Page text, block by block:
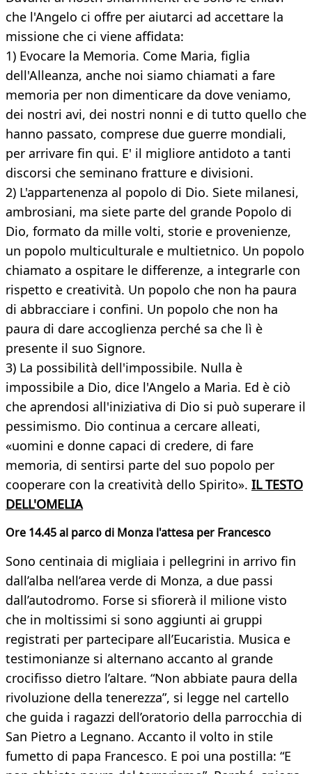
che l'Angelo ci offre per aiutarci ad accettare la
missione che ci viene affidata:
1) Evocare la Memoria. Come Maria, figlia
dell'Alleanza, anche noi siamo chiamati a fare
memoria per non dimenticare da dove veniamo,
dei nostri avi, dei nostri nonni e di tutto quello che
hanno passato, comprese due guerre mondiali,
per arrivare fin qui. E' il migliore antidoto a tanti
discorsi che seminano fratture e divisioni.
2) L'appartenenza al popolo di Dio. Siete milanesi,
ambrosiani, ma siete parte del grande Popolo di
Dio, formato da mille volti, storie e provenienze,
un popolo multiculturale e multietnico. Un popolo
chiamato a ospitare le differenze, a integrarle con
rispetto e creatività. Un popolo che non ha paura
di abbracciare i confini. Un popolo che non ha
paura di dare accoglienza perché sa che lì è
presente il suo Signore.
3) La possibilità dell'impossibile. Nulla è
impossibile a Dio, dice l'Angelo a Maria. Ed è ciò
che aprendosi all'iniziativa di Dio si può superare il
pessimismo. Dio continua a cercare alleati,
«uomini e donne capaci di credere, di fare
memoria, di sentirsi parte del suo popolo per
cooperare con la creatività dello Spirito». IL TESTO
DELL'OMELIA
Ore 14.45 al parco di Monza l'attesa per Francesco
Sono centinaia di migliaia i pellegrini in arrivo fin
dall’alba nell’area verde di Monza, a due passi
dall’autodromo. Forse si sfiorerà il milione visto
che in moltissimi si sono aggiunti ai gruppi
registrati per partecipare all’Eucaristia. Musica e
testimonianze si alternano accanto al grande
crocifisso dietro l’altare. “Non abbiate paura della
rivoluzione della tenerezza”, si legge nel cartello
che guida i ragazzi dell’oratorio della parrocchia di
San Pietro a Legnano. Accanto il volto in stile
fumetto di papa Francesco. E poi una postilla: “E